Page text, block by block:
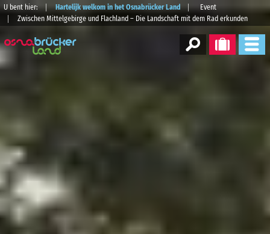
U bent hier: Hartelijk welkom in het Osnabrücker Land
Event
Zwischen Mittelgebirge und Flachland – Die Landschaft mit dem Rad erkunden